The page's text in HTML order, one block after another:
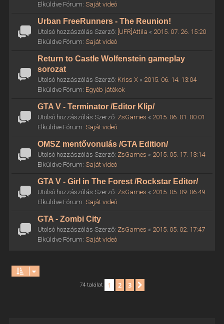
Elküldve Fórum: Saját videó
Urban FreeRunners - The Reunion!
Utolsó hozzászólás Szerző: [UFR]Attila « 2015. 07. 26. 15:20
Elküldve Fórum: Saját videó
Return to Castle Wolfenstein gameplay
sorozat
Utolsó hozzászólás Szerző: Kriss X« 2015. 06. 14. 13:04
Elküldve Fórum: Egyéb játékok
GTA V - Terminator /Editor Klip/
Utolsó hozzászólás Szerző: ZsGames « 2015. 06. 01. 00:01
Elküldve Fórum: Saját videó
OMSZ mentővonulás /GTA Edition/
Utolsó hozzászólás Szerző: ZsGames « 2015. 05. 17. 13:14
Elküldve Fórum: Saját videó
GTA V - Girl in The Forest /Rockstar Editor/
Utolsó hozzászólás Szerző: ZsGames « 2015. 05. 09. 06:49
Elküldve Fórum: Saját videó
GTA - Zombi City
Utolsó hozzászólás Szerző: ZsGames « 2015. 05. 02. 17:47
Elküldve Fórum: Saját videó
74 találat 1 2 3